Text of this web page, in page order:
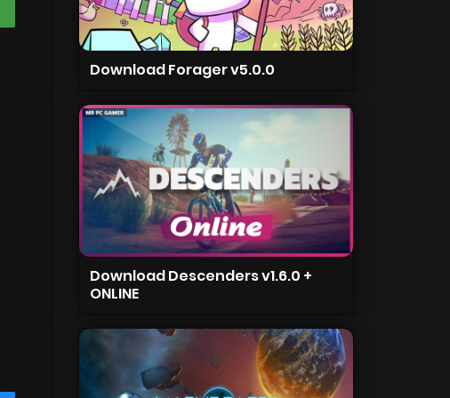
Download Forager v5.0.0
Download Descenders v1.6.0 +
ONLINE